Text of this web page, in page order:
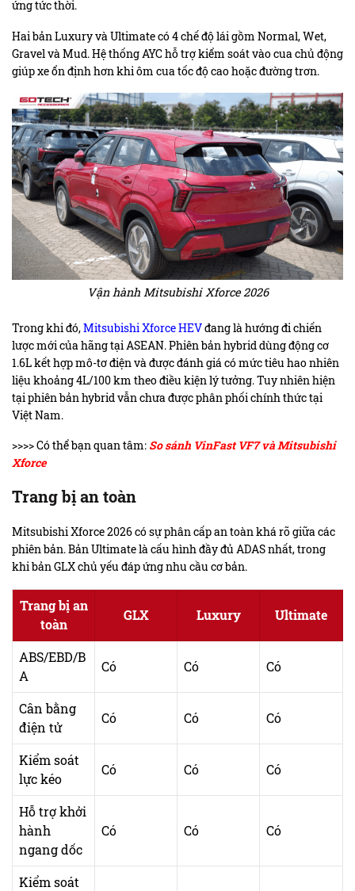
ứng tức thời.
Hai bản Luxury và Ultimate có 4 chế độ lái gồm Normal, Wet,
Gravel và Mud. Hệ thống AYC hỗ trợ kiểm soát vào cua chủ động
giúp xe ổn định hơn khi ôm cua tốc độ cao hoặc đường trơn.
Vận hành Mitsubishi Xforce 2026
Trong khi đó,Mitsubishi Xforce HEVđang là hướng đi chiến
lược mới của hãng tại ASEAN. Phiên bản hybrid dùng động cơ
1.6L kết hợp mô-tơ điện và được đánh giá có mức tiêu hao nhiên
liệu khoảng 4L/100 km theo điều kiện lý tưởng. Tuy nhiên hiện
tại phiên bản hybrid vẫn chưa được phân phối chính thức tại
Việt Nam.
>>>> Có thể bạn quan tâm: So sánh VinFast VF7 và Mitsubishi
Xforce
Trang bị an toàn
Mitsubishi Xforce 2026 có sự phân cấp an toàn khá rõ giữa các
phiên bản. Bản Ultimate là cấu hình đầy đủ ADAS nhất, trong
khi bản GLX chủ yếu đáp ứng nhu cầu cơ bản.
Trang bị an
toàn
GLX Luxury Ultimate
ABS/EBD/B
A
Có Có Có
Cân bằng
điện tử
Có Có Có
Kiểm soát
lực kéo
Có Có Có
Hỗ trợ khởi
hành
ngang dốc
Có Có Có
Kiểm soát